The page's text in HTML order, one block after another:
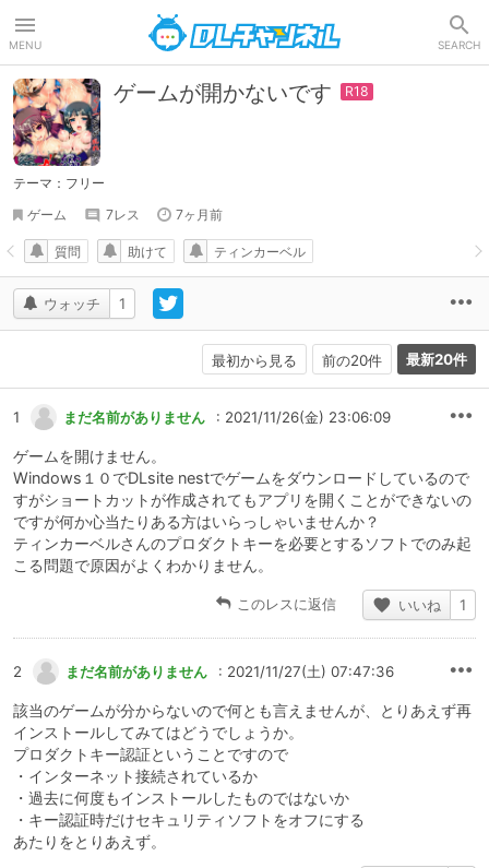
MENU SEARCH
ゲームが開かないです
テーマ：フリー
ゲーム
7レス 7ヶ月前
ウォッチ 1
質問 助けて ティンカーベル
最初から見る 前の20件 最新20件
1 まだ名前がありません : 2021/11/26(金) 23:06:09
ゲームを開けません。
Windows１０でDLsite nestでゲームをダウンロードしているので
すがショートカットが作成されてもアプリを開くことができないの
ですが何か心当たりある方はいらっしゃいませんか？
ティンカーベルさんのプロダクトキーを必要とするソフトでのみ起
こる問題で原因がよくわかりません。
このレスに返信 いいね 1
2 まだ名前がありません : 2021/11/27(土) 07:47:36
該当のゲームが分からないので何とも言えませんが、とりあえず再
インストールしてみてはどうでしょうか。
プロダクトキー認証ということですので
・インターネット接続されているか
・過去に何度もインストールしたものではないか
・キー認証時だけセキュリティソフトをオフにする
あたりをとりあえず。